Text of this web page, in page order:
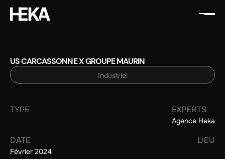
US CARCASSONNE X GROUPE MAURIN
Industriel
TYPE EXPERTS
Agence Heka
DATE
Février 2024
LIEU